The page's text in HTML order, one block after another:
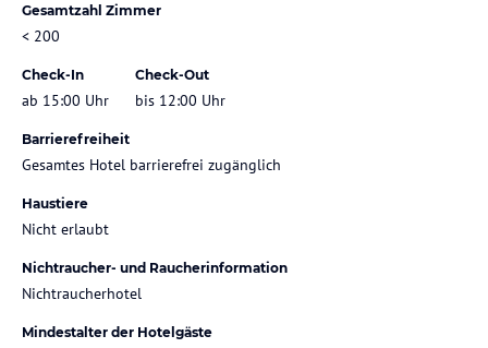
Gesamtzahl Zimmer
< 200
Check-In
ab 15:00 Uhr
Check-Out
bis 12:00 Uhr
Barrierefreiheit
Gesamtes Hotel barrierefrei zugänglich
Haustiere
Nicht erlaubt
Nichtraucher- und Raucherinformation
Nichtraucherhotel
Mindestalter der Hotelgäste